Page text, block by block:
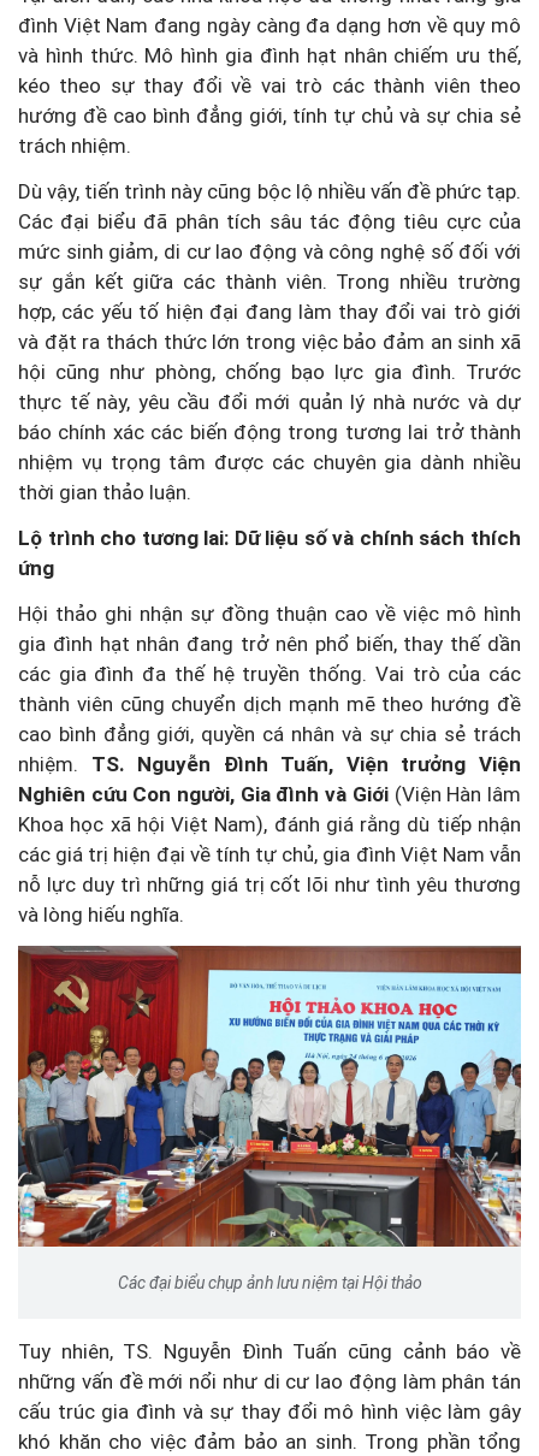
đình Việt Nam đang ngày càng đa dạng hơn về quy mô
và hình thức. Mô hình gia đình hạt nhân chiếm ưu thế,
kéo theo sự thay đổi về vai trò các thành viên theo
hướng đề cao bình đẳng giới, tính tự chủ và sự chia sẻ
trách nhiệm.
Dù vậy, tiến trình này cũng bộc lộ nhiều vấn đề phức tạp.
Các đại biểu đã phân tích sâu tác động tiêu cực của
mức sinh giảm, di cư lao động và công nghệ số đối với
sự gắn kết giữa các thành viên. Trong nhiều trường
hợp, các yếu tố hiện đại đang làm thay đổi vai trò giới
và đặt ra thách thức lớn trong việc bảo đảm an sinh xã
hội cũng như phòng, chống bạo lực gia đình. Trước
thực tế này, yêu cầu đổi mới quản lý nhà nước và dự
báo chính xác các biến động trong tương lai trở thành
nhiệm vụ trọng tâm được các chuyên gia dành nhiều
thời gian thảo luận.
Lộ trình cho tương lai: Dữ liệu số và chính sách thích
ứng
Hội thảo ghi nhận sự đồng thuận cao về việc mô hình
gia đình hạt nhân đang trở nên phổ biến, thay thế dần
các gia đình đa thế hệ truyền thống. Vai trò của các
thành viên cũng chuyển dịch mạnh mẽ theo hướng đề
cao bình đẳng giới, quyền cá nhân và sự chia sẻ trách
nhiệm. TS. Nguyễn Đình Tuấn, Viện trưởng Viện
Nghiên cứu Con người, Gia đình và Giới(Viện Hàn lâm
Khoa học xã hội Việt Nam), đánh giá rằng dù tiếp nhận
các giá trị hiện đại về tính tự chủ, gia đình Việt Nam vẫn
nỗ lực duy trì những giá trị cốt lõi như tình yêu thương
và lòng hiếu nghĩa.
Các đại biểu chụp ảnh lưu niệm tại Hội thảo
Tuy nhiên, TS. Nguyễn Đình Tuấn cũng cảnh báo về
những vấn đề mới nổi như di cư lao động làm phân tán
cấu trúc gia đình và sự thay đổi mô hình việc làm gây
khó khăn cho việc đảm bảo an sinh. Trong phần tổng